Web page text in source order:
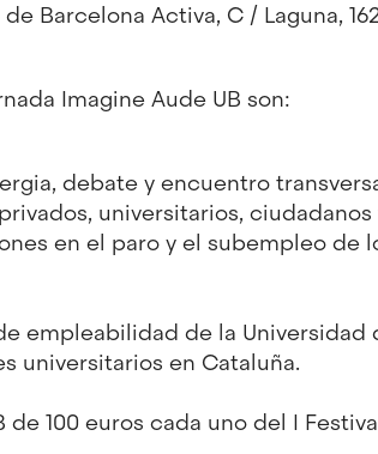
Barcelona Activa, C / Laguna,
Imagine Aude UB son:
debate y encuentro
universitarios,
en el paro y el subempleo de
empleabilidad de la Universidad
universitarios en Cataluña.
de 100 euros cada uno del I